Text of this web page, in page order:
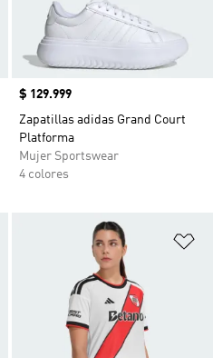
Precio
$ 129.999
Zapatillas adidas Grand Court
Platforma
Mujer Sportswear
4 colores
Añadir a la lista de deseos